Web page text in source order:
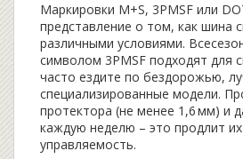
Маркировки M+S, 3PMSF или
представление о том, как шина
различными условиями.
символом 3PMSF подходят для
часто ездите по бездорожью,
специализированные модели.
протектора (не менее 1,6 мм) и
каждую неделю – это продлит
управляемость.